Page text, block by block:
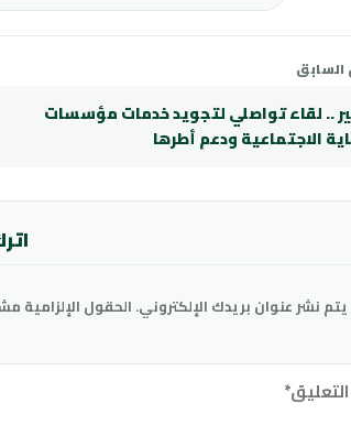
السابق
.. لقاء تواصلي لتجويد خدمات مؤسسات
الاجتماعية ودعم أطرها
نشر عنوان بريدك الإلكتروني. الحقول الإلزامية